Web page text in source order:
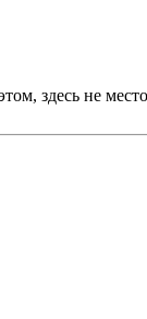
здесь не